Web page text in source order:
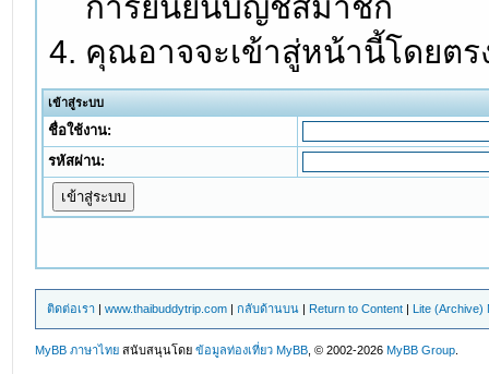
คุณอาจจะเข้าสู่หน้านี้โดยต
เข้าสู่ระบบ
ชื่อใช้งาน:
รหัสผ่าน:
ติดต่อเรา |www.thaibuddytrip.com |กลับด้านบน | Return to Content | Lite (Archive)
MyBB ภาษาไทย สนับสนุนโดยข้อมูลท่องเที่ยว MyBB , © 2002-2026MyBB Group